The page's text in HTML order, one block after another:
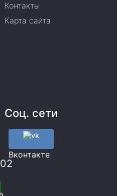
Контакты
Карта сайта
Соц. сети
Вконтакте